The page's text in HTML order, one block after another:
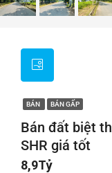
BÁN BÁN GẤP
Bán đất biệt
SHR giá tốt
8,9Tỷ